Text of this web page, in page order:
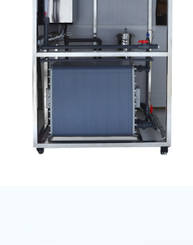
MK-TC50 EDI模块